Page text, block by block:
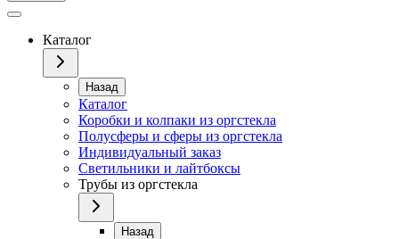
Каталог
Назад
Каталог
Коробки и колпаки из оргстекла
Полусферы и сферы из оргстекла
Индивидуальный заказ
Светильники и лайтбоксы
Трубы из оргстекла
Назад